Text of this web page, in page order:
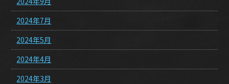
2024年7月
2024年5月
2024年4月
2024年3月